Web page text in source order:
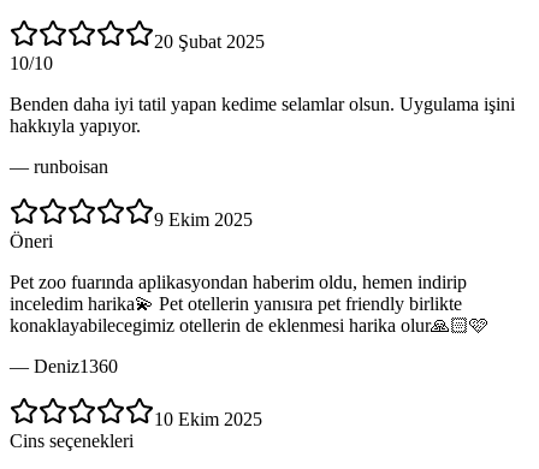
20 Şubat 2025
10/10
Benden daha iyi tatil yapan kedime selamlar olsun. Uygulama işini
hakkıyla yapıyor.
— runboisan
9 Ekim 2025
Öneri
Pet zoo fuarında aplikasyondan haberim oldu, hemen indirip
inceledim harika💫 Pet otellerin yanısıra pet friendly birlikte
konaklayabilecegimiz otellerin de eklenmesi harika olur🙏🏻🩷
— Deniz1360
10 Ekim 2025
Cins seçenekleri